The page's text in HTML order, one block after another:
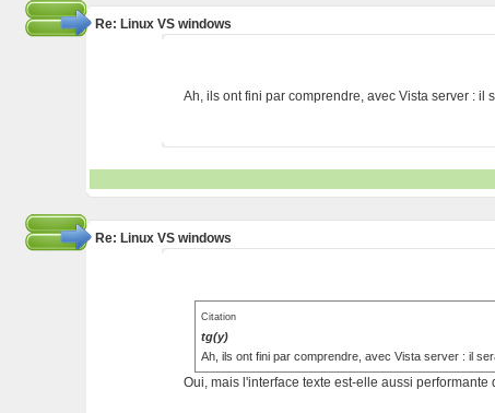
Re: Linux VS windows
Ah, ils ont fini par comprendre, avec Vista server :
Re: Linux VS windows
Citation
tg(y)
Ah, ils ont fini par comprendre, avec Vista server : il
Oui, mais l'interface texte est-elle aussi